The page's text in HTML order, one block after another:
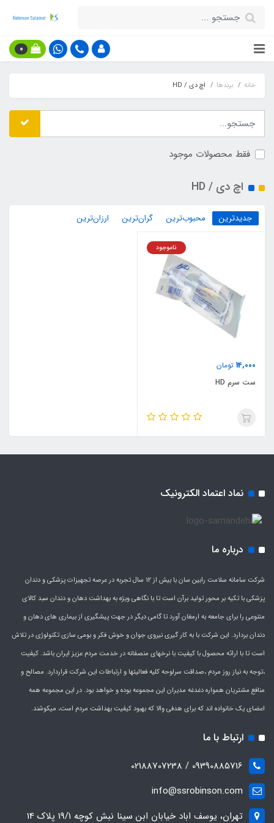
0
خانه برندها اچ دی / HD
فقط محصولات موجود
اچ دی / HD
جدیدترین محبوب‌ترین گران‌ترین ارزان‌ترین
14,000 تومان
ناموجود
ست سرم HD
نماد اعتماد الکترونیک
درباره ما
شرکت سامانه سلامت رابین سان با بیش از 12 سال تجربه در عرصه تجهیزات پزشکی و دندان
پزشکی با تکیه بر محور تولید برآن است تا با نگاهی ویژه به بهداشت دهان و دندان سبد کالای
متنوعی را برای جامعه به ارمغان آورد تا گامی دیگر در جهت پیشگیری از بیماری های دهان و
دندان بردارد. این شرکت با به کار گیری نیروی جوان و خوش فکر و بومی سازی تکنولوژی در تلاش
است تا با ارائه محصول با کیفیت با نرخهای منصفانه در خدمت مردم عزیز ایران باشد. کیفیت
،توجه به نیاز روز مردم ،صداقت سرلوحه کلیه فعالیتها و ارتباطات این شرکت قراردارد. مصالح و
منافع مشتریان همواره دغدغه مدیران این مجموعه بوده و خواهد بود. در این مجموعه همه
اعضای یک خانواده اند که برای هدفی والا که بهبود کیفیت بهداشت مردم است، میکوشند.
ارتباط با ما
09390885716 / 02188707238
info@ssrobinson.com
تهران، یوسف اباد خیابان ابن سینا نبش کوچه 19/1 پلاک 14